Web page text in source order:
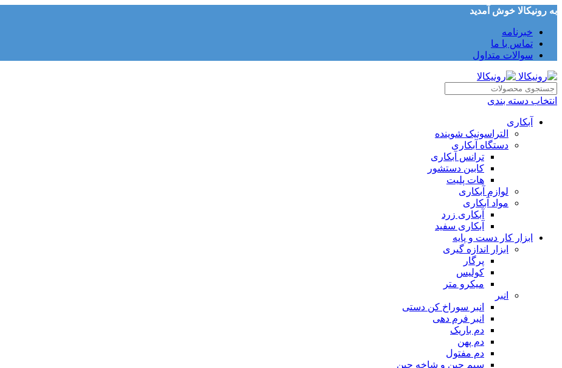
به رونیکالا خوش آمدید
خبرنامه
تماس با ما
سوالات متداول
انتخاب دسته بندی
آبکاری
التراسونیک شوینده
دستگاه آبکاری
ترانس آبکاری
کابین دستشور
هات پلیت
لوازم آبکاری
مواد آبکاری
آبکاری زرد
آبکاری سفید
ابزار کار دست و پایه
ابزار اندازه گیری
پرگار
کولیس
میکرو متر
انبر
انبر سوراخ کن دستی
انبر فرم دهی
دم باریک
دم پهن
دم مفتول
سیم چین و شاخه چین